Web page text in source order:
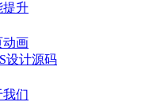
提升
动画
设计源码
我们